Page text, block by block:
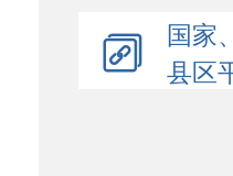
国家
县区